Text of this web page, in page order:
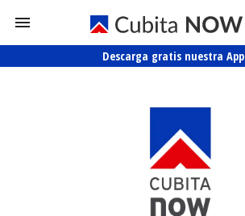
Descarga gratis nuestra App